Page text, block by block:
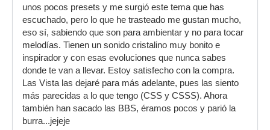
unos pocos presets y me surgió este tema que has
escuchado, pero lo que he trasteado me gustan mucho,
eso sí, sabiendo que son para ambientar y no para tocar
melodías. Tienen un sonido cristalino muy bonito e
inspirador y con esas evoluciones que nunca sabes
donde te van a llevar. Estoy satisfecho con la compra.
Las Vista las dejaré para más adelante, pues las siento
más parecidas a lo que tengo (CSS y CSSS). Ahora
también han sacado las BBS, éramos pocos y parió la
burra...jejeje